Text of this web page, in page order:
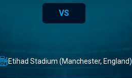
VS
Etihad Stadium (Manchester, England)